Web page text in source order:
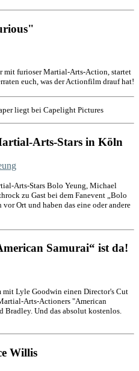
mit furioser Martial-Arts-Action, startet
euch, was der Actionfilm drauf hat!
liegt bei Capelight Pictures
Arts-Stars in Köln
Arts-Stars Bolo Yeung, Michael
zu Gast bei dem Fanevent „Bolo
Ort und haben das eine oder andere
Samurai“ ist da!
mit Lyle Goodwin einen Director's Cut
Arts-Actioners "American
Bradley. Und das absolut kostenlos.
Willis